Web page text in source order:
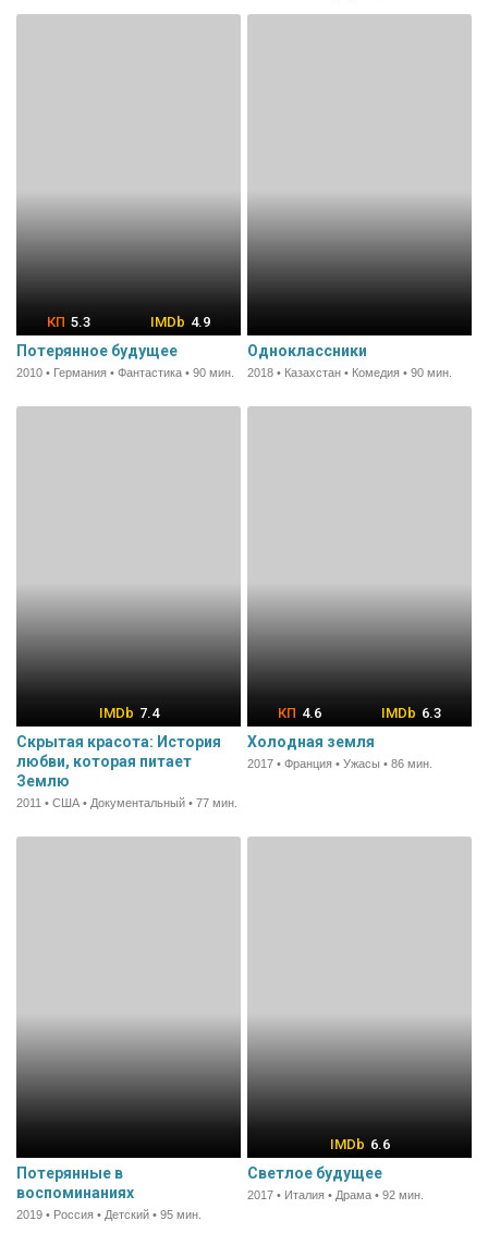
5.3 4.9
Потерянное будущее
2010 • Германия • Фантастика • 90 мин.
Одноклассники
2018 • Казахстан • Комедия • 90 мин.
7.4
Скрытая красота: История
любви, которая питает
Землю
2011 • США • Документальный • 77 мин.
4.6 6.3
Холодная земля
2017 • Франция • Ужасы • 86 мин.
Потерянные в
воспоминаниях
2019 • Россия • Детский • 95 мин.
6.6
Светлое будущее
2017 • Италия • Драма • 92 мин.